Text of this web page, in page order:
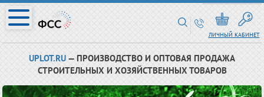
ЛИЧНЫЙ КАБИНЕТ
UPLOT.RU — ПРОИЗВОДСТВО И ОПТОВАЯ ПРОДАЖА
СТРОИТЕЛЬНЫХ И ХОЗЯЙСТВЕННЫХ ТОВАРОВ